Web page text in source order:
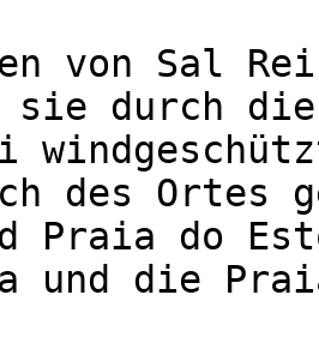
von Sal
sie durch
des Ortes
Praia do
und die